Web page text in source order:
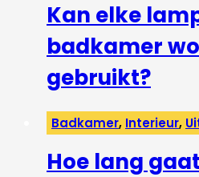
Kan elke
badkamer
gebruikt?
Badkamer, Interieur,
Hoe lang